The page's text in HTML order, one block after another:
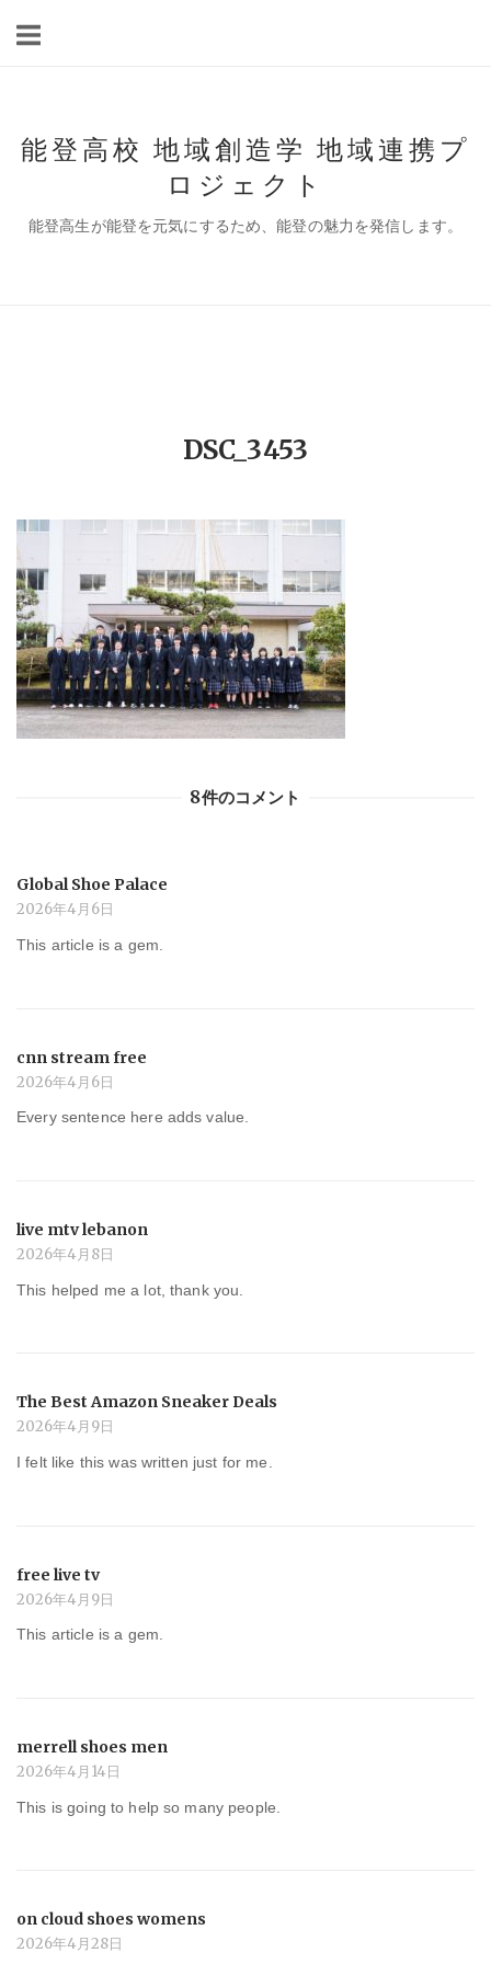
能登高校 地域創造学 地域連携プ
ロジェクト
能登高生が能登を元気にするため、能登の魅力を発信します。
DSC_3453
8件のコメント
Global Shoe Palace
2026年4月6日
This article is a gem.
cnn stream free
2026年4月6日
Every sentence here adds value.
live mtv lebanon
2026年4月8日
This helped me a lot, thank you.
The Best Amazon Sneaker Deals
2026年4月9日
I felt like this was written just for me.
free live tv
2026年4月9日
This article is a gem.
merrell shoes men
2026年4月14日
This is going to help so many people.
on cloud shoes womens
2026年4月28日